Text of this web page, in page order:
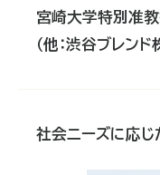
宮崎大学特別准教
（他：渋谷ブレン
社会ニーズに応